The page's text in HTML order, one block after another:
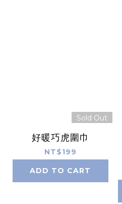
Sold Out
好暖巧虎圍巾
NT$199
ADD TO CART